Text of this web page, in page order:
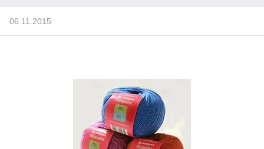
06.11.2015